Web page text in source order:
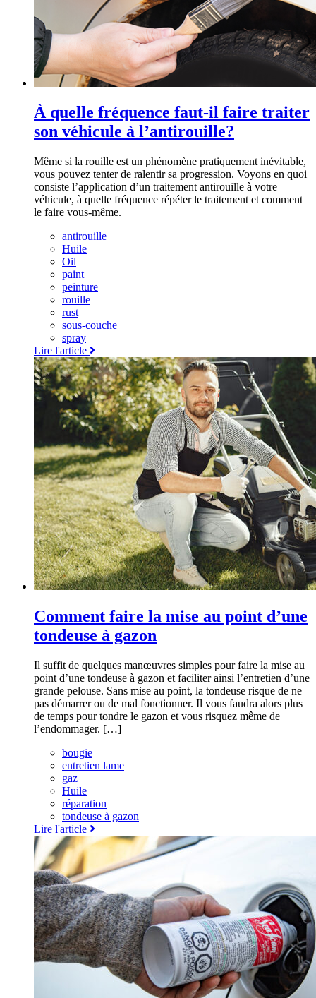
À quelle fréquence faut-il faire traiter
son véhicule à l’antirouille?
Même si la rouille est un phénomène pratiquement inévitable,
vous pouvez tenter de ralentir sa progression. Voyons en quoi
consiste l’application d’un traitement antirouille à votre
véhicule, à quelle fréquence répéter le traitement et comment
le faire vous-même.
antirouille
Huile
Oil
paint
peinture
rouille
rust
sous-couche
spray
Lire l'article
Comment faire la mise au point d’une
tondeuse à gazon
Il suffit de quelques manœuvres simples pour faire la mise au
point d’une tondeuse à gazon et faciliter ainsi l’entretien d’une
grande pelouse. Sans mise au point, la tondeuse risque de ne
pas démarrer ou de mal fonctionner. Il vous faudra alors plus
de temps pour tondre le gazon et vous risquez même de
l’endommager. […]
bougie
entretien lame
gaz
Huile
réparation
tondeuse à gazon
Lire l'article